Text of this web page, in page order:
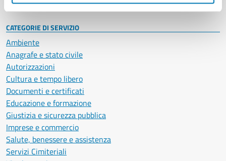
CATEGORIE DI SERVIZIO
Ambiente
Anagrafe e stato civile
Autorizzazioni
Cultura e tempo libero
Documenti e certificati
Educazione e formazione
Giustizia e sicurezza pubblica
Imprese e commercio
Salute, benessere e assistenza
Servizi Cimiteriali